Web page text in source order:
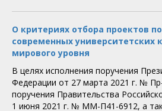
О критериях отбора проектов
современных университетских
мирового уровня
В целях исполнения поручения
Федерации от 27 марта 2021 г. №
поручения Правительства
1 июня 2021 г. № ММ-П41-6912, а